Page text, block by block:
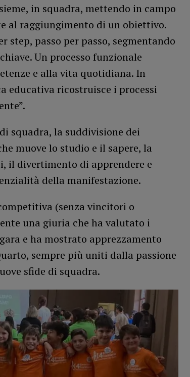
in squadra, mettendo in campo
al raggiungimento di un obiettivo.
step, passo per passo, segmentando
Un processo funzionale
e alla vita quotidiana. In
educativa ricostruisce i processi
squadra, la suddivisione dei
muove lo studio e il sapere, la
il divertimento di apprendere e
della manifestazione.
(senza vincitori o
una giuria che ha valutato i
e ha mostrato apprezzamento
sempre più uniti dalla passione
sfide di squadra.